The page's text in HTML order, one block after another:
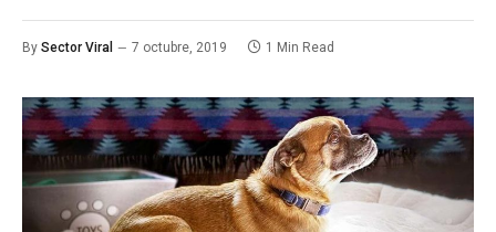
By Sector Viral 7 octubre, 2019 1 Min Read